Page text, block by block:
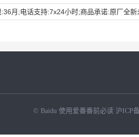
:36月;电话支持:7x24小时;商品承诺:原厂全
© Baidu 使用爱番番前必读 沪ICP